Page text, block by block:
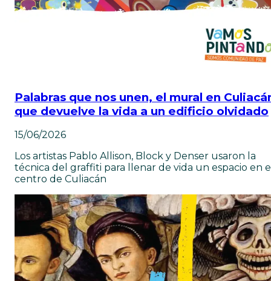
Palabras que nos unen, el mural en
que devuelve la vida a un edificio olvidado
15/06/2026
Los artistas Pablo Allison, Block y Denser usaron la
técnica del graffiti para llenar de vida un espacio en
centro de Culiacán